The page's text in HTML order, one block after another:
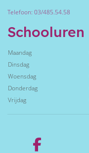
Telefoon: 03/485.54.58
Schooluren
Maandag
Dinsdag
Woensdag
Donderdag
Vrijdag